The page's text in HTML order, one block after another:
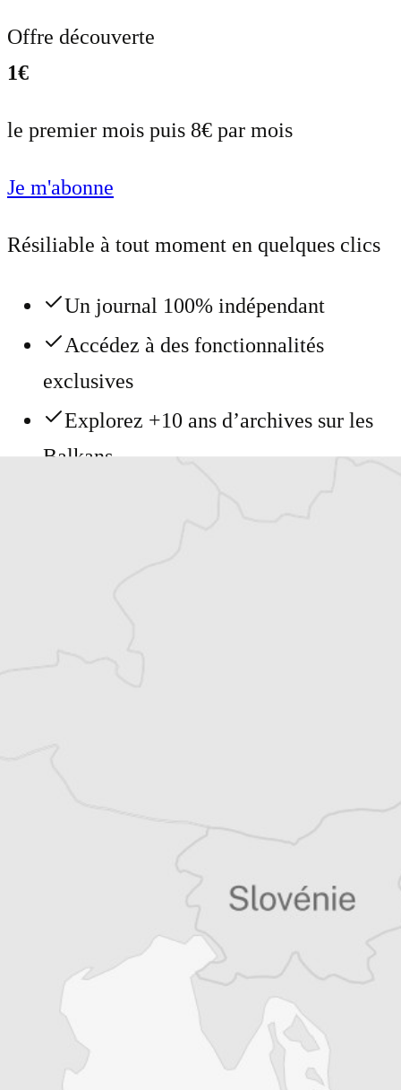
Offre découverte
1€
le premier mois puis 8€ par mois
Je m'abonne
Résiliable à tout moment en quelques clics
Un journal 100% indépendant
Accédez à des fonctionnalités
exclusives
Explorez +10 ans d’archives sur les
Balkans